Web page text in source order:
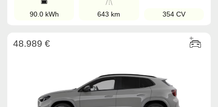
90.0 kWh 643 km 354 CV
48.989 €